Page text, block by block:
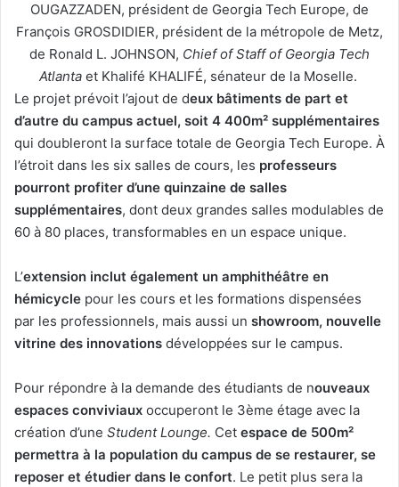
OUGAZZADEN, président de Georgia Tech Europe, de
François GROSDIDIER, président de la métropole de Metz,
de Ronald L. JOHNSON, Chief of Staff of Georgia Tech
Atlantaet Khalifé KHALIFÉ, sénateur de la Moselle.
Le projet prévoit l’ajout de deux bâtiments de part et
d’autre du campus actuel, soit 4 400m² supplémentaires
qui doubleront la surface totale de Georgia Tech Europe. À
l’étroit dans les six salles de cours, les professeurs
pourront profiter d’une quinzaine de salles
supplémentaires, dont deux grandes salles modulables de
60 à 80 places, transformables en un espace unique.
L’extension inclut également un amphithéâtre en
hémicycle pour les cours et les formations dispensées
par les professionnels, mais aussi un showroom, nouvelle
vitrine des innovations développées sur le campus.
Pour répondre à la demande des étudiants de nouveaux
espaces conviviaux occuperont le 3ème étage avec la
création d’une Student Lounge. Cet espace de 500m²
permettra à la population du campus de se restaurer, se
reposer et étudier dans le confort. Le petit plus sera la